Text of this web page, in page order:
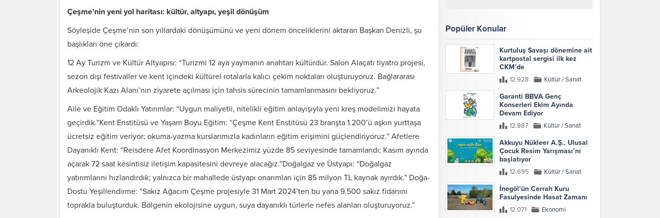
Çeşme’nin yeni yol haritası: kültür, altyapı, yeşil dönüşüm
Söyleşide Çeşme’nin son yıllardaki dönüşümünü ve yeni dönem önceliklerini aktaran Başkan Denizli, şu
başlıkları öne çıkardı:
12 Ay Turizm ve Kültür Altyapısı: “Turizmi 12 aya yaymanın anahtarı kültürdür. Salon Alaçatı tiyatro projesi,
sezon dışı festivaller ve kent içindeki kültürel rotalarla kalıcı çekim noktaları oluşturuyoruz. Bağlararası
Arkeolojik Kazı Alanı’nın ziyarete açılması için tahsis sürecinin tamamlanmasını bekliyoruz.”
Aile ve Eğitim Odaklı Yatırımlar: “Uygun maliyetli, nitelikli eğitim anlayışıyla yeni kreş modelimizi hayata
geçirdik.”Kent Enstitüsü ve Yaşam Boyu Eğitim: “Çeşme Kent Enstitüsü 23 branşta 1.200’ü aşkın yurttaşa
ücretsiz eğitim veriyor; okuma-yazma kurslarımızla kadınların eğitim erişimini güçlendiriyoruz.” Afetlere
Dayanıklı Kent: “Reisdere Afet Koordinasyon Merkezimiz yüzde 85 seviyesinde tamamlandı; Kasım ayında
açarak 72 saat kesintisiz iletişim kapasitesini devreye alacağız.”Doğalgaz ve Üstyapı: “Doğalgaz
yatırımlarını hızlandırdık; yalnızca bir mahallede üstyapı onarımları için 85 milyon TL kaynak ayırdık.” Doğa-
Dostu Yeşillendirme: “Sakız Ağacım Çeşme projesiyle 31 Mart 2024’ten bu yana 9.500 sakız fidanını
toprakla buluşturduk. Bölgenin ekolojisine uygun, suya dayanıklı türlerle nefes alanları oluşturuyoruz.”
Popüler Konular
Kurtuluş Savaşı dönemine ait
kartpostal sergisi ilk kez
CKM’de
12.928 Kültür / Sanat
Garanti BBVA Genç
Konserleri Ekim Ayında
Devam Ediyor
12.887 Kültür / Sanat
Akkuyu Nükleer A.Ş., Ulusal
Çocuk Resim Yarışması’nı
başlatıyor
12.695 Kültür / Sanat
İnegöl’ün Cerrah Kuru
Fasulyesinde Hasat Zamanı
12.071 Ekonomi